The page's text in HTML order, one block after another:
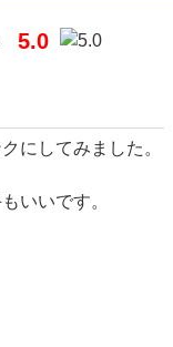
5.0
にしてみました。
いいです。